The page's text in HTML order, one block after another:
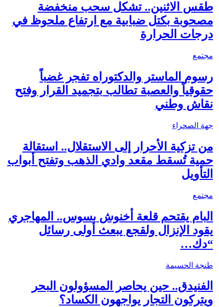
طقس الاثنين.. تشكل سحب منخفضة
مصحوبة بكتل ضبابية مع ارتفاع ملحوظ في
درجات الحرارة
مجتمع
رسوم الماستر والدكتوراه تفجر غضباً
حقوقياً والعصبة تطالب بتجميد القرار وفتح
نقاش وطني
جهة الصحراء
من تزكية الأحرار إلى الاستقلال.. استقالة
حمية تُسقط مقعد وادي الذهب وتفتح أبواب
التأويل
مجتمع
البام يقتحم قلعة أخنوش بسوس.. المهاجري
يقود الإنزال ولقجع يبعث أولى رسائل
“دك…
طنجة الحسيمة
الفنيدق.. حين يحاصر المسؤولون البحر
ويتركون التجار يواجهون الكساد؟